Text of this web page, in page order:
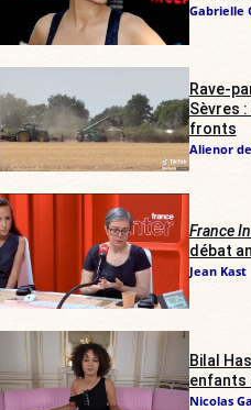
Gabrielle
Rave-
Sèvres
fronts
Alienor
France
débat
Jean Kast
Bilal
enfants
Nicolas